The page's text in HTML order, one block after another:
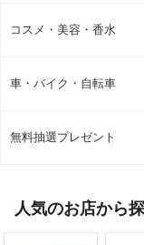
コスメ・美容・香水
車・バイク・自転車
無料抽選プレゼント
人気のお店から